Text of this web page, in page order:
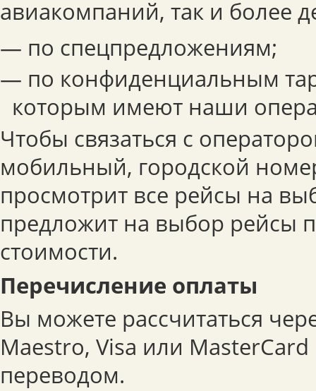
авиакомпаний, так и более
— по спецпредложениям;
— по конфиденциальным
которым имеют наши
Чтобы связаться с
мобильный, городской
просмотрит все рейсы на
предложит на выбор рейсы
стоимости.
Перечисление оплаты
Вы можете рассчитаться
Maestro, Visa или
переводом.